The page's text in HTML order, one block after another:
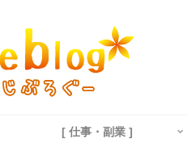
[ 仕事・副業 ]